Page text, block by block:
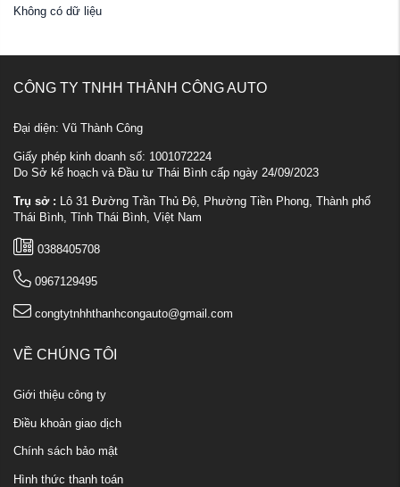
Không có dữ liệu
CÔNG TY TNHH THÀNH CÔNG AUTO
Đại diện: Vũ Thành Công
Giấy phép kinh doanh số: 1001072224
Do Sở kế hoạch và Đầu tư Thái Bình cấp ngày 24/09/2023
Trụ sở : Lô 31 Đường Trần Thủ Độ, Phường Tiền Phong, Thành phố
Thái Bình, Tỉnh Thái Bình, Việt Nam
0388405708
0967129495
congtytnhhthanhcongauto@gmail.com
VỀ CHÚNG TÔI
Giới thiệu công ty
Điều khoản giao dịch
Chính sách bảo mật
Hình thức thanh toán